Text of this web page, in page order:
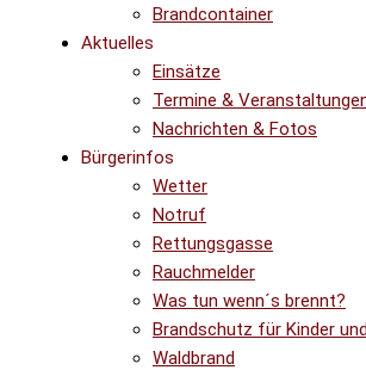
Brandcontainer
Aktuelles
Einsätze
Termine &
Nachrichten & Fotos
Bürgerinfos
Wetter
Notruf
Rettungsgasse
Rauchmelder
Was tun wenn´s brennt?
Brandschutz für Kinder
Waldbrand